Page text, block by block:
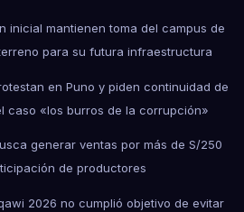
inicial mantienen toma del campus de
para su futura infraestructura
en Puno y piden continuidad de
caso «los burros de la corrupción»
generar ventas por más de S/250
de productores
2026 no cumplió objetivo de evitar